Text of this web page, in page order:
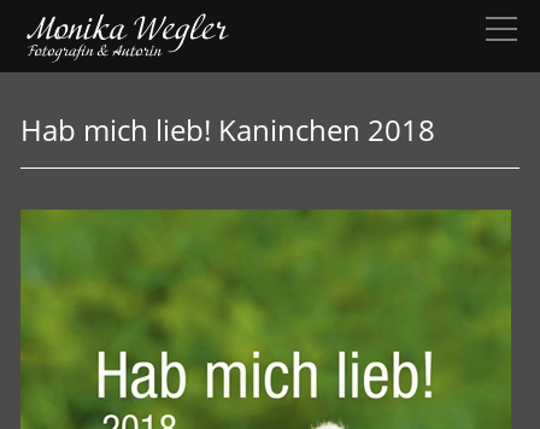
Hab mich lieb! Kaninchen 2018